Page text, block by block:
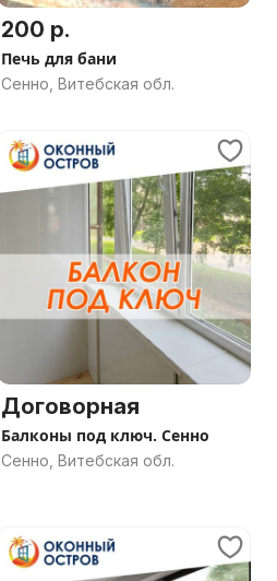
200 р.
Печь для бани
Сенно, Витебская обл.
Договорная
Балконы под ключ. Сенно
Сенно, Витебская обл.